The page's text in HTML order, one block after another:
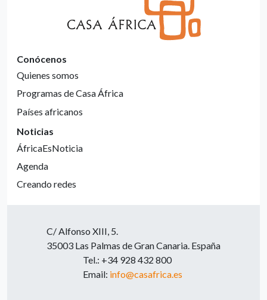
Conócenos
Quienes somos
Programas de Casa África
Países africanos
Noticias
ÁfricaEsNoticia
Agenda
Creando redes
C/ Alfonso XIII, 5.
35003 Las Palmas de Gran Canaria. España
Tel.: +34 928 432 800
Email: info@casafrica.es